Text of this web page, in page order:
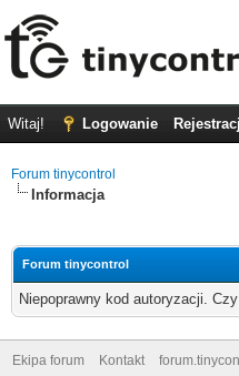
Witaj! Logowanie
Forum tinycontrol
Informacja
Forum tinycontrol
Niepoprawny kod autoryzacji.
Ekipa forum Kontakt